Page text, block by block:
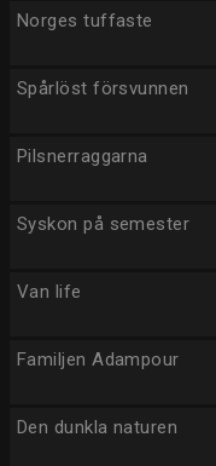
Norges tuffaste
Spårlöst försvunnen
Pilsnerraggarna
Syskon på semester
Van life
Familjen Adampour
Den dunkla naturen